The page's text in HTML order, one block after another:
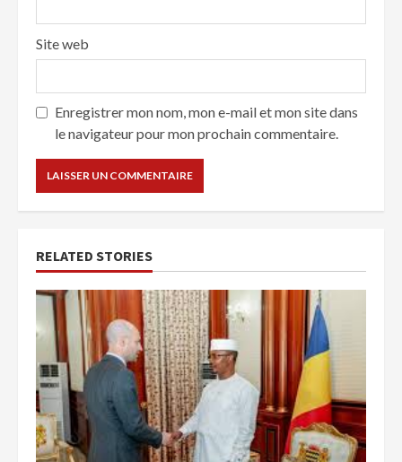
Site web
Enregistrer mon nom, mon e-mail et mon site dans
le navigateur pour mon prochain commentaire.
RELATED STORIES